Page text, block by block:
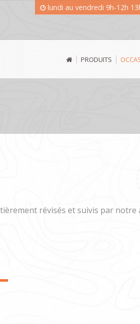
lundi au vendredi 9h-12h
PRODUITS
révisés et suivis par notre